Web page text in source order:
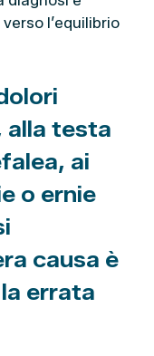
l’equilibrio
alla testa
ai
o ernie
causa è
errata